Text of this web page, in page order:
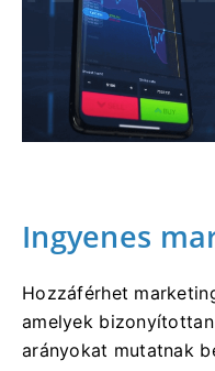
Ingyenes
Hozzáférhet
amelyek
arányokat mutatnak